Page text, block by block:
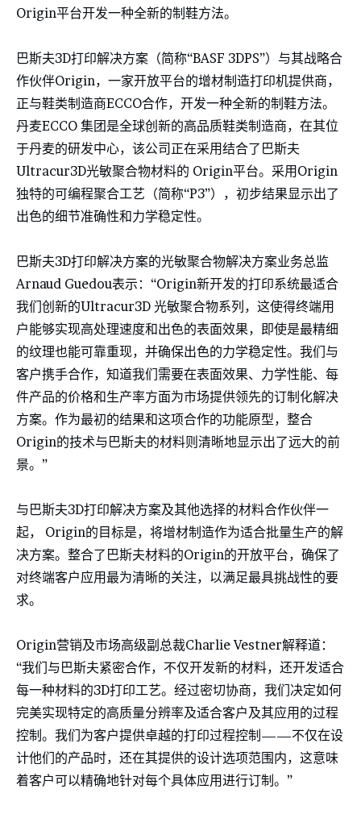
Origin平台开发一种全新的制鞋方法。
巴斯夫3D打印解决方案（简称“BASF 3DPS”）与其战略合
作伙伴Origin，一家开放平台的增材制造打印机提供商，
正与鞋类制造商ECCO合作，开发一种全新的制鞋方法。
丹麦ECCO 集团是全球创新的高品质鞋类制造商，在其位
于丹麦的研发中心，该公司正在采用结合了巴斯夫
Ultracur3D光敏聚合物材料的 Origin平台。采用Origin
独特的可编程聚合工艺（简称“P3”），初步结果显示出了
出色的细节准确性和力学稳定性。
巴斯夫3D打印解决方案的光敏聚合物解决方案业务总监
Arnaud Guedou表示：“Origin新开发的打印系统最适合
我们创新的Ultracur3D 光敏聚合物系列，这使得终端用
户能够实现高处理速度和出色的表面效果，即使是最精细
的纹理也能可靠重现，并确保出色的力学稳定性。我们与
客户携手合作，知道我们需要在表面效果、力学性能、每
件产品的价格和生产率方面为市场提供领先的订制化解决
方案。作为最初的结果和这项合作的功能原型，整合
Origin的技术与巴斯夫的材料则清晰地显示出了远大的前
景。”
与巴斯夫3D打印解决方案及其他选择的材料合作伙伴一
起， Origin的目标是，将增材制造作为适合批量生产的解
决方案。整合了巴斯夫材料的Origin的开放平台，确保了
对终端客户应用最为清晰的关注，以满足最具挑战性的要
求。
Origin营销及市场高级副总裁Charlie Vestner解释道：
“我们与巴斯夫紧密合作，不仅开发新的材料，还开发适合
每一种材料的3D打印工艺。经过密切协商，我们决定如何
完美实现特定的高质量分辨率及适合客户及其应用的过程
控制。我们为客户提供卓越的打印过程控制——不仅在设
计他们的产品时，还在其提供的设计选项范围内，这意味
着客户可以精确地针对每个具体应用进行订制。”